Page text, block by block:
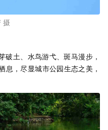
摄
破土、水鸟游弋、斑马漫步，
息，尽显城市公园生态之美，